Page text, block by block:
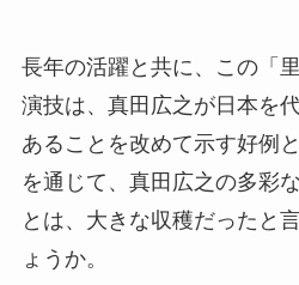
長年の活躍と共に、この「
演技は、真田広之が日本を
あることを改めて示す好例
を通じて、真田広之の多彩
とは、大きな収穫だったと
ょうか。